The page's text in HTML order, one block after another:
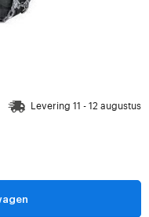
Levering 11 - 12 augustus